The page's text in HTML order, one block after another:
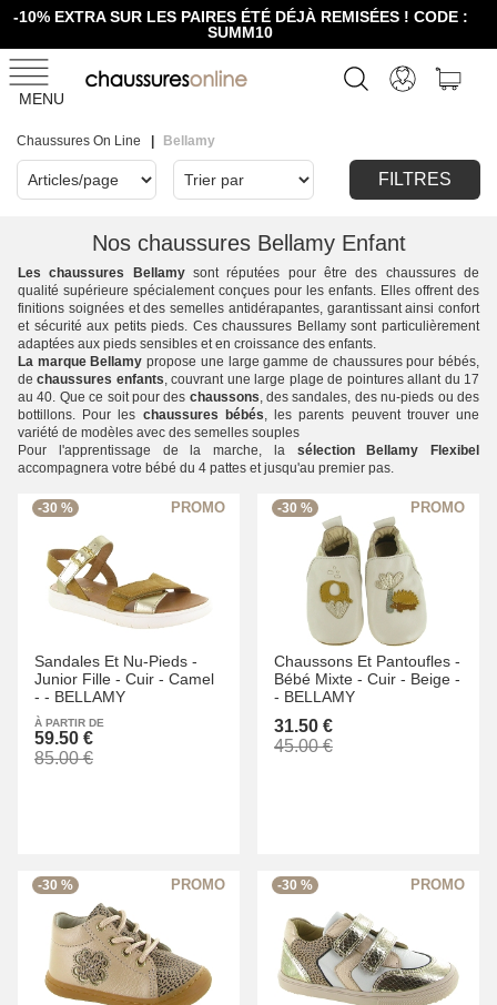
-10% EXTRA SUR LES PAIRES ÉTÉ DÉJÀ REMISÉES ! CODE :
SUMM10
MENU
Chaussures On Line Bellamy
FILTRES
Nos chaussures Bellamy Enfant
Les chaussures Bellamy sont réputées pour être des chaussures de
qualité supérieure spécialement conçues pour les enfants. Elles offrent des
finitions soignées et des semelles antidérapantes, garantissant ainsi confort
et sécurité aux petits pieds. Ces chaussures Bellamy sont particulièrement
adaptées aux pieds sensibles et en croissance des enfants.
La marque Bellamypropose une large gamme de chaussures pour bébés,
dechaussures enfants, couvrant une large plage de pointures allant du 17
au 40. Que ce soit pour des chaussons, des sandales, des nu-pieds ou des
bottillons. Pour les chaussures bébés, les parents peuvent trouver une
variété de modèles avec des semelles souples
Pour l'apprentissage de la marche, la sélection Bellamy Flexibel
accompagnera votre bébé du 4 pattes et jusqu'au premier pas.
-30 %
Sandales Et Nu-Pieds -
Junior Fille - Cuir - Camel
- - BELLAMY
À PARTIR DE
59.50 €
85.00 €
-30 %
Chaussons Et Pantoufles -
Bébé Mixte - Cuir - Beige -
- BELLAMY
31.50 €
45.00 €
-30 % -30 %